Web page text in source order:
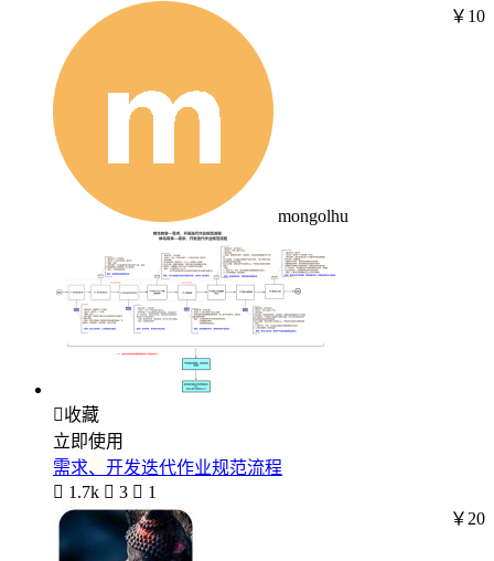
mongolhu
￥10
收藏
立即使用
需求、开发迭代作业规范流程
 1.7k  3  1
￥20